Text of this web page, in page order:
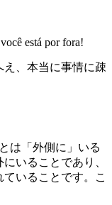
está por fora!
、本当に事情に疎
は「外側に」いる
いることであり、
いることです。こ